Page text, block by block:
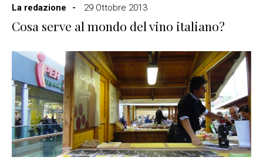
La redazione
29 Ottobre 2013
Cosa serve al mondo del vino italiano?